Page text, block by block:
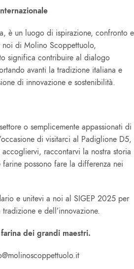
è un luogo di ispirazione, confronto e
noi di Molino Scoppettuolo,
significa contribuire al dialogo
avanti la tradizione italiana e
di innovazione e sostenibilità.
o semplicemente appassionati di
di visitarci al Padiglione D5,
raccontarvi la nostra storia
possono fare la differenza nei
e unitevi a noi al SIGEP 2025 per
e dell’innovazione.
dei grandi maestri.